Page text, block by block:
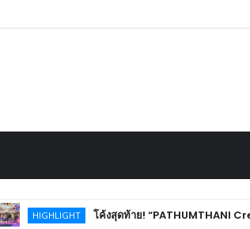
โค้งสุดท้าย! “PATHUMTHANI Creative